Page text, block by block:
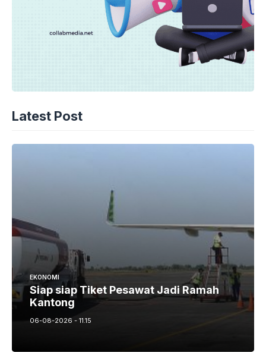
Latest Post
EKONOMI
Siap siap Tiket Pesawat Jadi Ramah
Kantong
06-08-2026 - 11.15